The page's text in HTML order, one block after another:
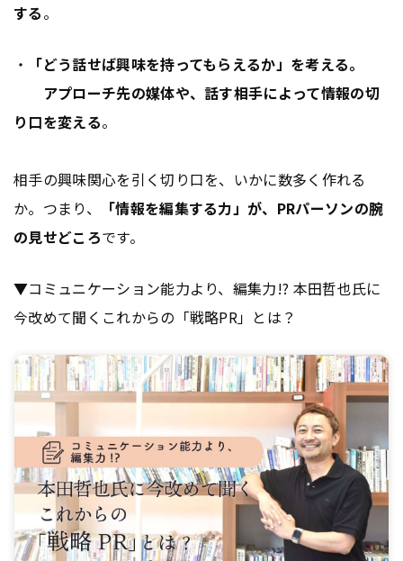
する。
・
「どう話せば興味を持ってもらえるか」を考える。
アプローチ先の媒体や、話す相手によって情報の切
り口を変える。
相手の興味関心を引く切り口を、いかに数多く作れる
か。つまり、
「情報を編集する力」が、PRパーソンの腕
の見せどころです。
▼コミュニケーション能力より、編集力!? 本田哲也氏に
今改めて聞くこれからの「戦略PR」とは？